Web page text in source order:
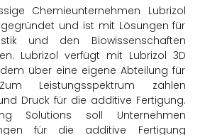
Chemieunternehmen Lubrizol
und ist mit Lösungen für
und den Biowissenschaften
Lubrizol verfügt mit Lubrizol 3D
über eine eigene Abteilung für
Leistungsspektrum zählen
Druck für die additive Fertigung.
Solutions soll Unternehmen
für die additive Fertigung